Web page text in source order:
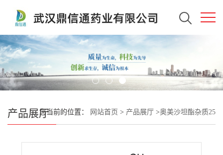
产品展厅您当前的位置： 网站首页 > 产品展厅 >奥美沙坦酯杂质25